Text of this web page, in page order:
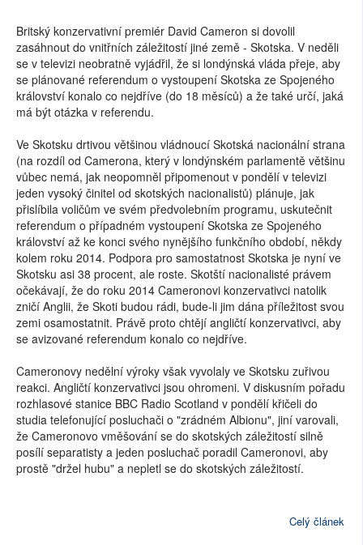
Britský konzervativní premiér David Cameron si dovolil
zasáhnout do vnitřních záležitostí jiné země - Skotska. V neděli
se v televizi neobratně vyjádřil, že si londýnská vláda přeje, aby
se plánované referendum o vystoupení Skotska ze Spojeného
království konalo co nejdříve (do 18 měsíců) a že také určí, jaká
má být otázka v referendu.
Ve Skotsku drtivou většinou vládnoucí Skotská nacionální strana
(na rozdíl od Camerona, který v londýnském parlamentě většinu
vůbec nemá, jak neopomněl připomenout v pondělí v televizi
jeden vysoký činitel od skotských nacionalistů) plánuje, jak
přislíbila voličům ve svém předvolebním programu, uskutečnit
referendum o případném vystoupení Skotska ze Spojeného
království až ke konci svého nynějšího funkčního období, někdy
kolem roku 2014. Podpora pro samostatnost Skotska je nyní ve
Skotsku asi 38 procent, ale roste. Skotští nacionalisté právem
očekávají, že do roku 2014 Cameronovi konzervativci natolik
zničí Anglii, že Skoti budou rádi, bude-li jim dána příležitost svou
zemi osamostatnit. Právě proto chtějí angličtí konzervativci, aby
se avizované referendum konalo co nejdříve.
Cameronovy nedělní výroky však vyvolaly ve Skotsku zuřivou
reakci. Angličtí konzervativci jsou ohromeni. V diskusním pořadu
rozhlasové stanice BBC Radio Scotland v pondělí křičeli do
studia telefonující posluchači o "zrádném Albionu", jiní varovali,
že Cameronovo vměšování se do skotských záležitostí silně
posílí separatisty a jeden posluchač poradil Cameronovi, aby
prostě "držel hubu" a nepletl se do skotských záležitostí.
Celý článek